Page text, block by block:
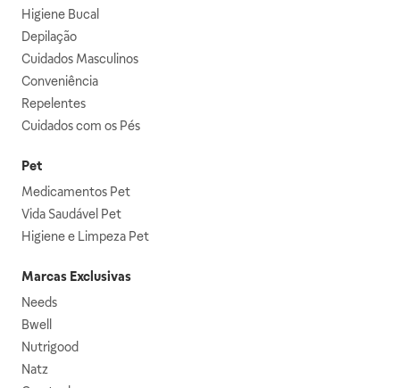
Higiene Bucal
Depilação
Cuidados Masculinos
Conveniência
Repelentes
Cuidados com os Pés
Pet
Medicamentos Pet
Vida Saudável Pet
Higiene e Limpeza Pet
Marcas Exclusivas
Needs
Bwell
Nutrigood
Natz